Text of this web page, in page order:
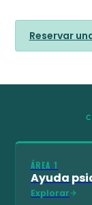
Reservar
ÁREA 1
Ayuda
Explorar